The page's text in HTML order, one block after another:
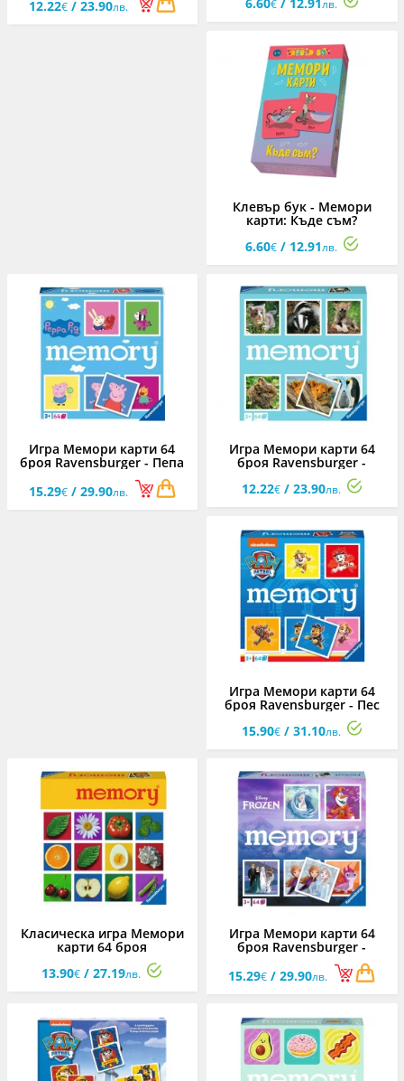
12.22€/ 23.90лв. € лв.
Клевър бук - Мемори
карти: Къде съм?
6.60€/ 12.91лв.
Игра Мемори карти 64
броя Ravensburger - Пепа
15.29€/ 29.90лв.
Игра Мемори карти 64
броя Ravensburger -
Бебета животни
12.22€/ 23.90лв.
Игра Мемори карти 64
броя Ravensburger - Пес
15.90€/ 31.10лв.
Класическа игра Мемори
карти 64 броя
13.90€ / 27.19лв.
Игра Мемори карти 64
броя Ravensburger -
Замръзналото кралство
15.29€ / 29.90лв.